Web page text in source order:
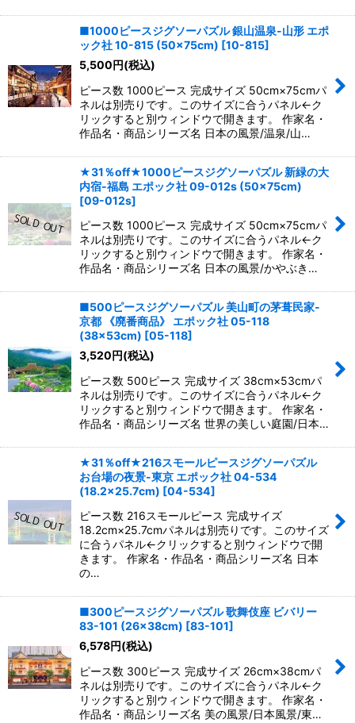
■1000ピースジグソーパズル 銀山温泉-山形 エポ
ック社 10-815 (50×75cm) [10-815]
5,500円(税込)
ピース数 1000ピース 完成サイズ 50cm×75cmパ
ネルは別売りです。このサイズに合うパネル←ク
リックすると別ウィンドウで開きます。 作家名・
作品名・商品シリーズ名 日本の風景/温泉/山…
★31％off★1000ピースジグソーパズル 新緑の大
内宿-福島 エポック社 09-012s (50×75cm)
[09-012s]
ピース数 1000ピース 完成サイズ 50cm×75cmパ
ネルは別売りです。このサイズに合うパネル←ク
リックすると別ウィンドウで開きます。 作家名・
作品名・商品シリーズ名 日本の風景/かやぶき…
■500ピースジグソーパズル 美山町の茅葺民家-
京都 《廃番商品》 エポック社 05-118
(38×53cm) [05-118]
3,520円(税込)
ピース数 500ピース 完成サイズ 38cm×53cmパ
ネルは別売りです。このサイズに合うパネル←ク
リックすると別ウィンドウで開きます。 作家名・
作品名・商品シリーズ名 世界の美しい庭園/日本…
★31％off★216スモールピースジグソーパズル
お台場の夜景-東京 エポック社 04-534
(18.2×25.7cm) [04-534]
ピース数 216スモールピース 完成サイズ
18.2cm×25.7cmパネルは別売りです。このサイズ
に合うパネル←クリックすると別ウィンドウで開
きます。 作家名・作品名・商品シリーズ名 日本
の…
■300ピースジグソーパズル 歌舞伎座 ビバリー
83-101 (26×38cm) [83-101]
6,578円(税込)
ピース数 300ピース 完成サイズ 26cm×38cmパ
ネルは別売りです。このサイズに合うパネル←ク
リックすると別ウィンドウで開きます。 作家名・
作品名・商品シリーズ名 美の風景/日本風景/東…